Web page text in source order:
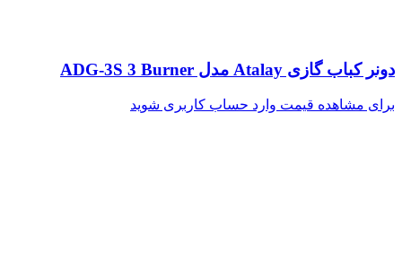
دونر کباب گازی Atalay مدل ADG-3S 3 Burner
برای مشاهده قیمت وارد حساب کاربری شوید